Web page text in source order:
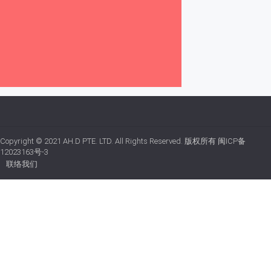
Copyright © 2021 AH.D PTE. LTD. All Rights Reserved. 版权所有 闽ICP备
12023163号-3
联络我们